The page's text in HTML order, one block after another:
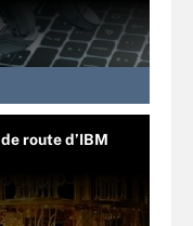
route d’IBM